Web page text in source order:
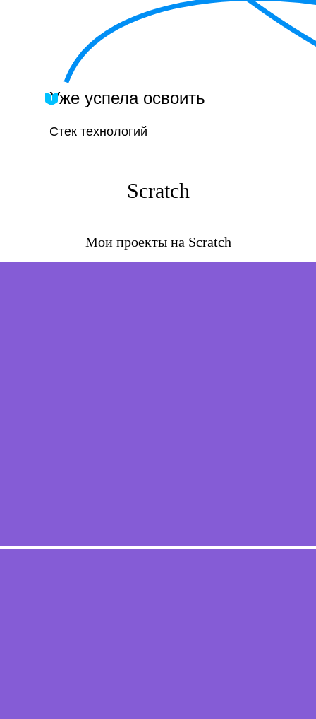
Стек технологий
Уже успела освоить
Scratch
Мои проекты на Scratch